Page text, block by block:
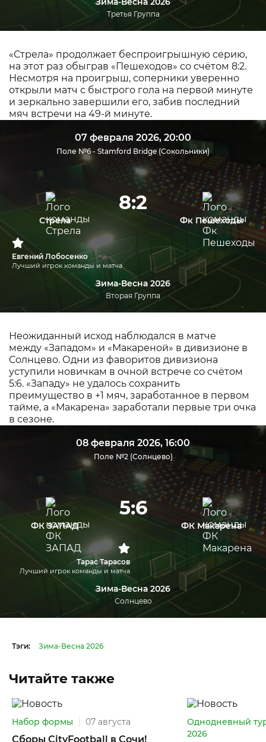
Третья Группа
«Стрела» продолжает беспроигрышную серию,
на этот раз обыграв «Пешеходов» со счётом 8:2.
Несмотря на проигрыш, соперники уверенно
открыли матч с быстрого гола на первой минуте
и зеркально завершили его, забив последний
мяч встречи на 49-й минуте.
07 февраля 2026, 20:00
Поле №6 - Stamford Bridge (Сокольники)
Стрела
8:2
Фк Пешеходы
Евгений Лобосенко
Лучший игрок команды и матча
Зима-Весна 2026
Вторая Группа
Неожиданный исход наблюдался в матче
между «Западом» и «Макареной» в дивизионе в
Солнцево. Одни из фаворитов дивизиона
уступили новичкам в очной встрече со счётом
5:6. «Западу» не удалось сохранить
преимущество в +1 мяч, заработанное в первом
тайме, а «Макарена» заработали первые три очка
в сезоне.
08 февраля 2026, 16:00
Поле №2 (Солнцево)
ФК ЗАПАД
5:6
ФК Макарена
Тарас Тарасов
Лучший игрок команды и матча
Зима-Весна 2026
Солнцево
Тэги: Зима-Весна 2026
Читайте также
Набор формы 07 августа
Сборы CityFootball в Сочи!
Однодневный
2026